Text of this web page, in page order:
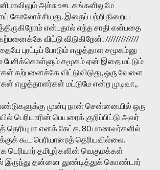
அச்சு ஊடகங்களிலுமே
கோலோச்சியது. இதைப் பற்றி நிறைய
என்பதால் எந்த சாதி என்பதை
விட்டு விடுகிறேன். /////////////
புரட்டிப் போடும் எழுத்தாள சமூகம்னு
பேசிக்கொள்ளும் சமூகம் ஏன் இதை மட்டும்
கற்பனைக்கே விட்டுவிடுது, ஒரு வேளை
எழுத்தாளர்கள் மட்டுமே என்ற முடிவா,,
முன்பு நான் சென்னையில் ஒரு
பெரியாரின் பெயரைக் குறிப்பிட்டு அவர்
தெரியுமா எனக் கேட்க, 80 மாணவர்களில்
கூட பெரியாரைத் தெரியவில்லை.
பெரியார் தமிழர்களின் வெகுமக்கள்
இருந்து தன்னை துண்டித்துக் கொண்டார்